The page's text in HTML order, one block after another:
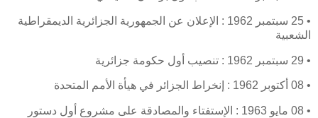
• 25 سبتمبر 1962 : الإعلان عن الجمهورية الجزائرية الديمقراطية
الشعبية
• 29 سبتمبر 1962 : تنصيب أول حكومة جزائرية
• 08 أكتوبر 1962 : إنخراط الجزائر في هيأة الأمم المتحدة
• 08 مايو 1963 : الإستفتاء والمصادقة على مشروع أول دستور